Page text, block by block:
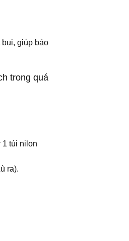
bụi, giúp bảo
trong quá
1 túi nilon
ra).